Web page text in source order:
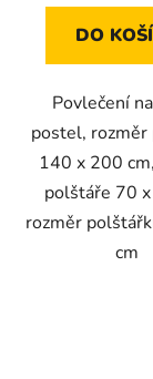
DO
Povlečení
postel, rozměr
140 x 200
polštáře 70
rozměr
cm